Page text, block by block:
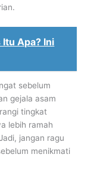
Apa? Ini
sebelum
gejala asam
tingkat
lebih ramah
jangan ragu
menikmati